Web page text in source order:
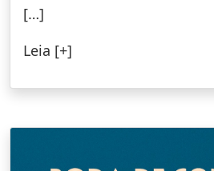
[…]
Leia [+]